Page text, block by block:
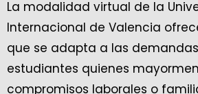
La modalidad virtual de la
Internacional de Valencia
que se adapta a las
estudiantes quienes
compromisos laborales o